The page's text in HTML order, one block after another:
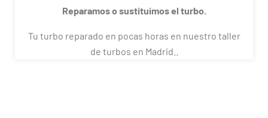
Reparamos o sustituimos el turbo.
Tu turbo reparado en pocas horas en nuestro taller
de turbos en Madrid..